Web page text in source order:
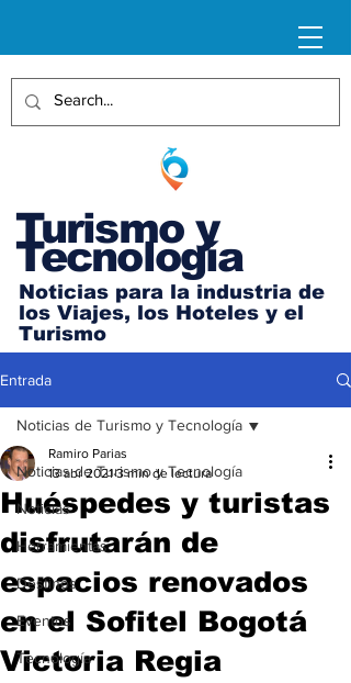
Turismo y
Tecnología
Noticias para la industria de
los Viajes, los Hoteles y el
Turismo
Entrada
Noticias de Turismo y Tecnología
Noticias
Herramientas
Destinos
Eventos
Tecnología
Noticias de Turismo y Tecnología
Huéspedes y turistas
disfrutarán de
espacios renovados
en el Sofitel Bogotá
Victoria Regia
Ramiro Parias
13 abr 2021 3 min de lectura